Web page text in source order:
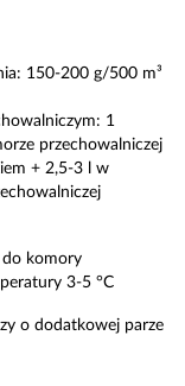
150-200 g/500 m³
1
przechowalniczej
+ 2,5-3 l w
do komory
3-5 °C
o dodatkowej parze